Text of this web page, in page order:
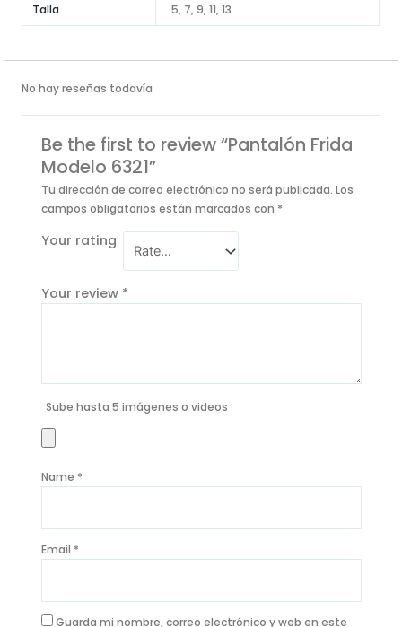
Talla 5, 7, 9, 11, 13
No hay reseñas todavía
Be the first to review “Pantalón Frida
Modelo 6321”
Tu dirección de correo electrónico no será publicada. Los
campos obligatorios están marcados con *
Your rating
Your review *
Sube hasta 5 imágenes o videos
Name *
Email *
Guarda mi nombre, correo electrónico y web en este